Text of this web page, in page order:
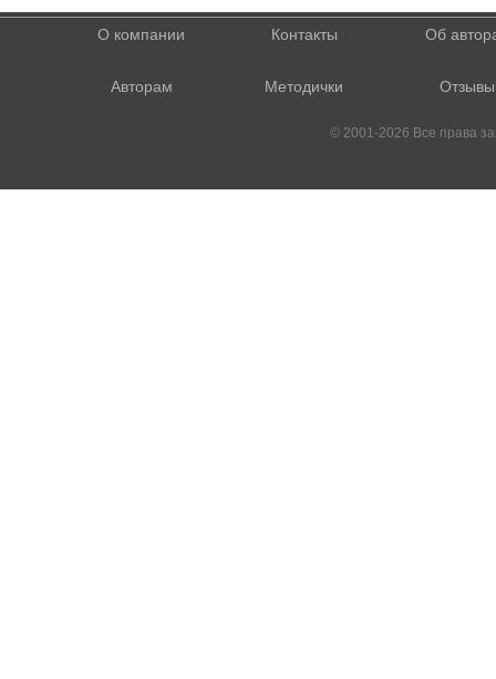
О компании Контакты Об
Авторам Методички Отзывы
© 2001-2026 Все права